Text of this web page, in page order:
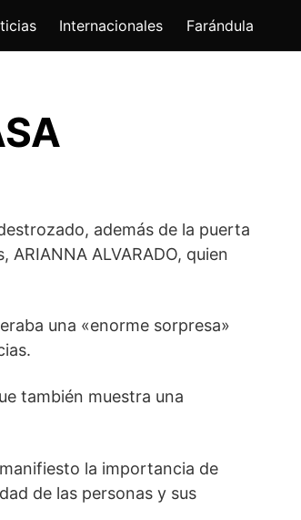
Internacionales Farándula
además de la puerta
ALVARADO, quien
una «enorme sorpresa»
también muestra una
la importancia de
de las personas y sus